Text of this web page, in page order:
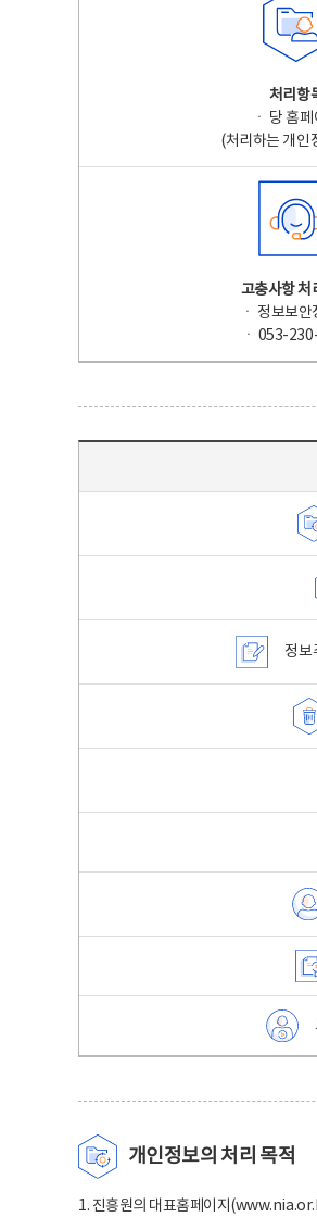
처리항
ㆍ 당 홈페
(처리하는 개인
고충사항 처
ㆍ 정보보안
ㆍ 053-
정보
개인정보의 처리 목적
1. 진흥원의 대표홈페이지